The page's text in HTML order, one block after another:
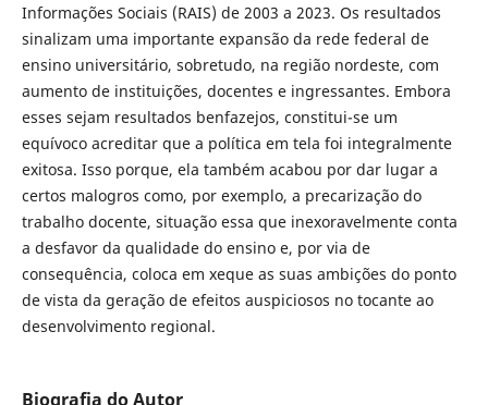
Informações Sociais (RAIS) de 2003 a 2023. Os resultados
sinalizam uma importante expansão da rede federal de
ensino universitário, sobretudo, na região nordeste, com
aumento de instituições, docentes e ingressantes. Embora
esses sejam resultados benfazejos, constitui-se um
equívoco acreditar que a política em tela foi integralmente
exitosa. Isso porque, ela também acabou por dar lugar a
certos malogros como, por exemplo, a precarização do
trabalho docente, situação essa que inexoravelmente conta
a desfavor da qualidade do ensino e, por via de
consequência, coloca em xeque as suas ambições do ponto
de vista da geração de efeitos auspiciosos no tocante ao
desenvolvimento regional.
Biografia do Autor